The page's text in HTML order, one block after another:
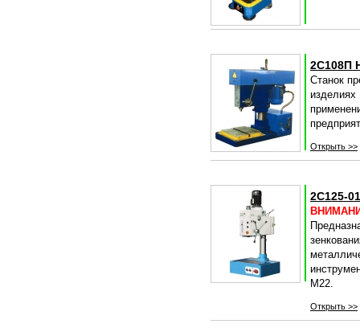
2С108П
Станок
Открыть >>
2С125-
М22.
Открыть >>